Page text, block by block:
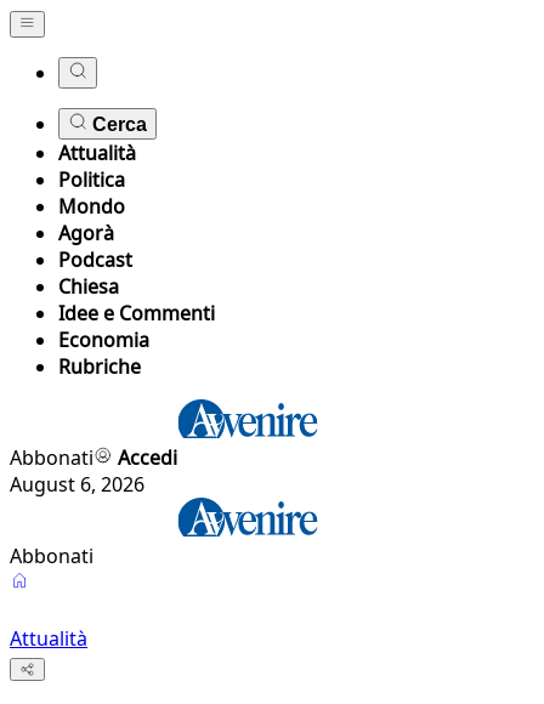
Cerca
Attualità
Politica
Mondo
Agorà
Podcast
Chiesa
Idee e Commenti
Economia
Rubriche
Abbonati
Accedi
August 6, 2026
Abbonati
Attualità